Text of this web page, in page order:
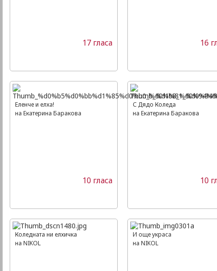
17 гласа 16
Еленче и елха!
на Екатерина Баракова
10 гласа
С Дядо Коледа
на Екатерина Баракова
10
Коледната ни елхичка
на NIKOL
И още украса
на NIKOL